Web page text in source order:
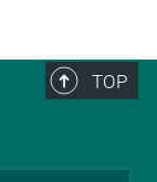
TOP